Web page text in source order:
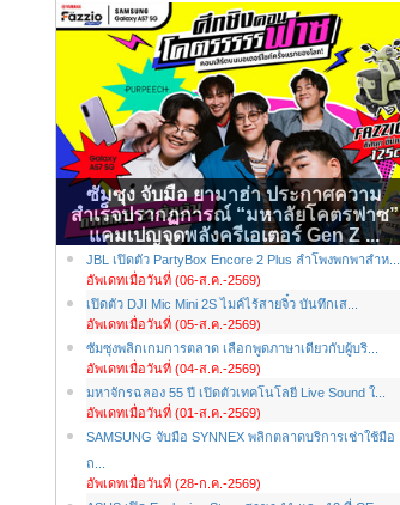
ซัมซุง จับมือ ยามาฮ่า ประกาศความ
สำเร็จปรากฏการณ์ “มหาลัยโคตรฟาซ”
แคมเปญจุดพลังครีเอเตอร์ Gen Z ...
JBL เปิดตัว PartyBox Encore 2 Plus ลำโพงพกพาสำห...
อัพเดทเมื่อวันที่ (06-ส.ค.-2569)
เปิดตัว DJI Mic Mini 2S ไมค์ไร้สายจิ๋ว บันทึกเส...
อัพเดทเมื่อวันที่ (05-ส.ค.-2569)
ซัมซุงพลิกเกมการตลาด เลือกพูดภาษาเดียวกับผู้บริ...
อัพเดทเมื่อวันที่ (04-ส.ค.-2569)
มหาจักรฉลอง 55 ปี เปิดตัวเทคโนโลยี Live Sound ใ...
อัพเดทเมื่อวันที่ (01-ส.ค.-2569)
SAMSUNG จับมือ SYNNEX พลิกตลาดบริการเช่าใช้มือ
ถ...
อัพเดทเมื่อวันที่ (28-ก.ค.-2569)